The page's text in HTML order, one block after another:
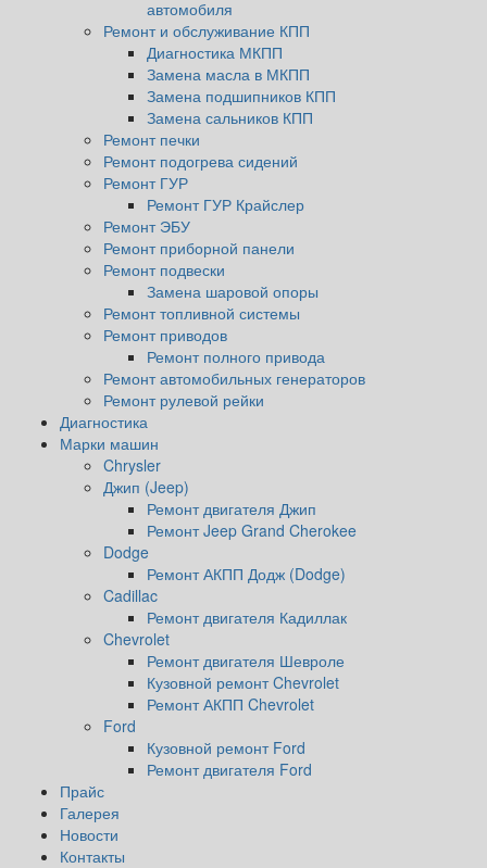
автомобиля
Ремонт и обслуживание КПП
Диагностика МКПП
Замена масла в МКПП
Замена подшипников КПП
Замена сальников КПП
Ремонт печки
Ремонт подогрева сидений
Ремонт ГУР
Ремонт ГУР Крайслер
Ремонт ЭБУ
Ремонт приборной панели
Ремонт подвески
Замена шаровой опоры
Ремонт топливной системы
Ремонт приводов
Ремонт полного привода
Ремонт автомобильных генераторов
Ремонт рулевой рейки
Диагностика
Марки машин
Chrysler
Джип (Jeep)
Ремонт двигателя Джип
Ремонт Jeep Grand Cherokee
Dodge
Ремонт АКПП Додж (Dodge)
Cadillac
Ремонт двигателя Кадиллак
Chevrolet
Ремонт двигателя Шевроле
Кузовной ремонт Chevrolet
Ремонт АКПП Chevrolet
Ford
Кузовной ремонт Ford
Ремонт двигателя Ford
Прайс
Галерея
Новости
Контакты